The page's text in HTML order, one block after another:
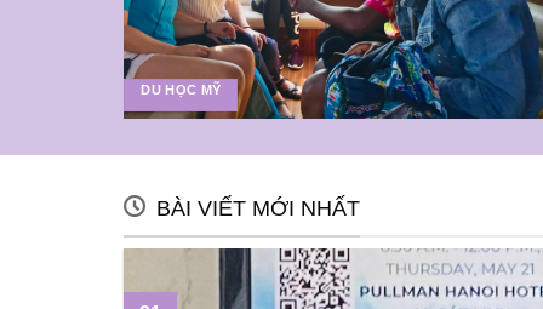
DU HỌC MỸ
BÀI VIẾT MỚI NHẤT